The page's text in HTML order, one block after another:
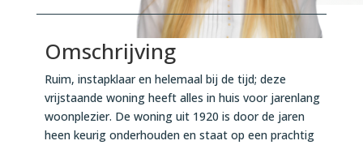
Omschrijving
Ruim, instapklaar en helemaal bij de tijd; deze
vrijstaande woning heeft alles in huis voor jarenlang
woonplezier. De woning uit 1920 is door de jaren
heen keurig onderhouden en staat op een prachtig